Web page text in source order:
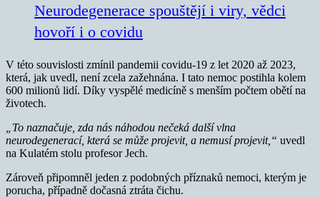
Neurodegenerace spouštějí i viry, vědci
hovoří i o covidu
V této souvislosti zmínil pandemii covidu-19 z let 2020 až 2023,
která, jak uvedl, není zcela zažehnána. I tato nemoc postihla kolem
600 milionů lidí. Díky vyspělé medicíně s menším počtem obětí na
životech.
„To naznačuje, zda nás náhodou nečeká další vlna
neurodegenerací, která se může projevit, a nemusí projevit,“ uvedl
na Kulatém stolu profesor Jech.
Zároveň připomněl jeden z podobných příznaků nemoci, kterým je
porucha, případně dočasná ztráta čichu.